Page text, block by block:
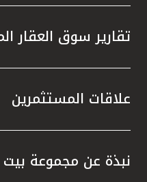
تقارير سوق العقار
علاقات المستثمرين
نبذة عن مجموعة بيت